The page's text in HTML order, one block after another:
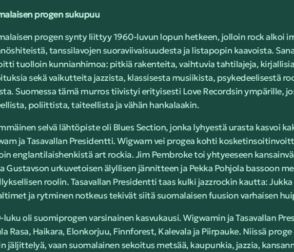
progen sukupuu
progen synty liittyy 1960-luvun lopun hetkeen, jolloin rock alkoi
tanssilavojen suoraviivaisuudesta ja listapopin kaavoista.
tuolloin kunnianhimoa: pitkiä rakenteita, vaihtuvia tahtilajeja,
sekä vaikutteita jazzista, klassisesta musiikista, psykedeelisestä
Suomessa tämä murros tiivistyi erityisesti Love Recordsin ympärille,
poliittista, taiteellista ja vähän hankalaakin.
selvä lähtöpiste oli Blues Section, jonka lyhyestä urasta kasvoi
ja Tasavallan Presidentti. Wigwam vei progea kohti
englantilaishenkistä art rockia. Jim Pembroke toi yhtyeeseen
Gustavson urkuvetoisen älyllisen jännitteen ja Pekka Pohjola bassoon
roolin. Tasavallan Presidentti taas kulki jazzrockin kautta:
ja rytminen notkeus tekivät siitä suomalaisen fuusion varhaisen
luku oli suomiprogen varsinainen kasvukausi. Wigwamin ja Tasavallan
Rasa, Haikara, Elonkorjuu, Finnforest, Kalevala ja Piirpauke. Niissä
jäljittelyä, vaan suomalainen sekoitus metsää, kaupunkia, jazzia,